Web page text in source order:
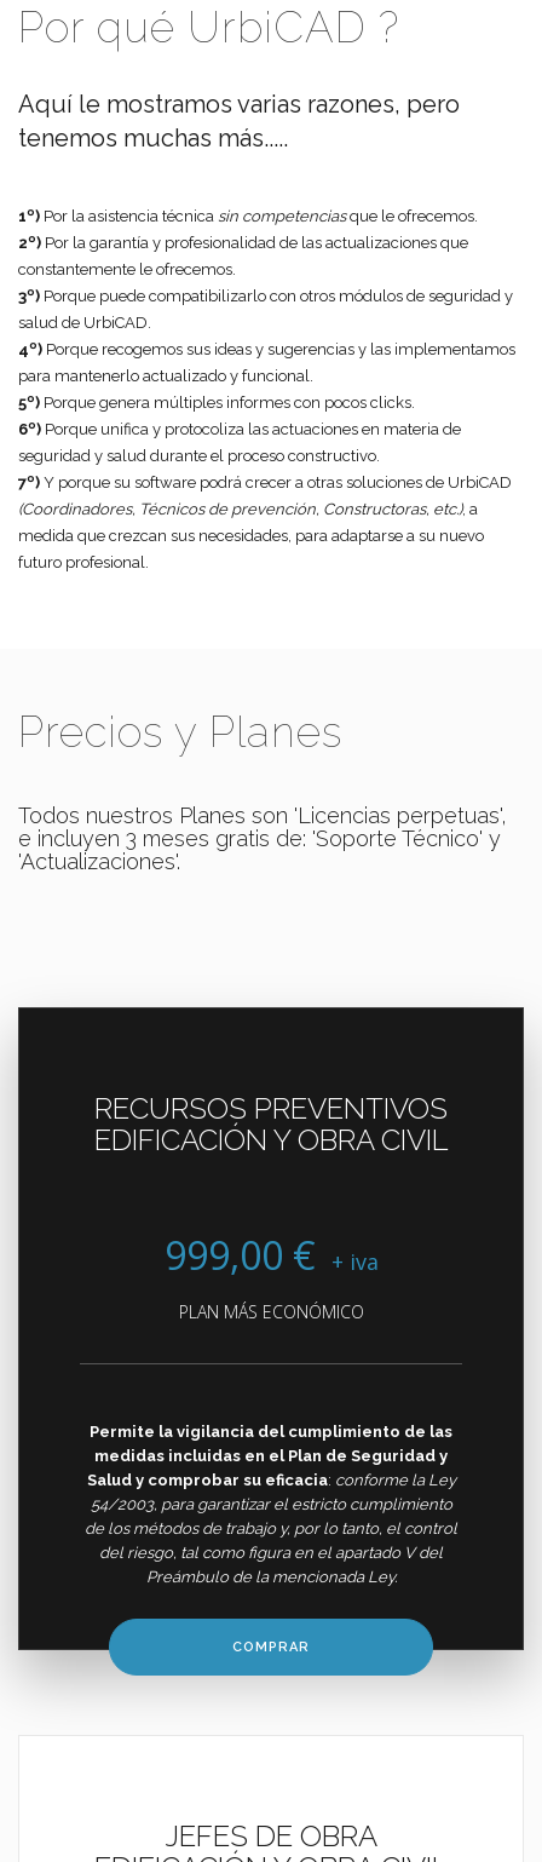
Por qué UrbiCAD ?
Aquí le mostramos varias razones, pero
tenemos muchas más.....
1º) Por la asistencia técnica sin competenciasque le ofrecemos.
2º) Por la garantía y profesionalidad de las actualizaciones que
constantemente le ofrecemos.
3º) Porque puede compatibilizarlo con otros módulos de seguridad y
salud de UrbiCAD.
4º) Porque recogemos sus ideas y sugerencias y las implementamos
para mantenerlo actualizado y funcional.
5º) Porque genera múltiples informes con pocos clicks.
6º) Porque unifica y protocoliza las actuaciones en materia de
seguridad y salud durante el proceso constructivo.
7º) Y porque su software podrá crecer a otras soluciones de UrbiCAD
(Coordinadores, Técnicos de prevención, Constructoras, etc.), a
medida que crezcan sus necesidades, para adaptarse a su nuevo
futuro profesional.
Precios y Planes
Todos nuestros Planes son 'Licencias perpetuas',
e incluyen 3 meses gratis de: 'Soporte Técnico' y
'Actualizaciones'.
RECURSOS PREVENTIVOS
EDIFICACIÓN Y OBRA CIVIL
999,00 € + iva
PLAN MÁS ECONÓMICO
Permite la vigilancia del cumplimiento de las
medidas incluidas en el Plan de Seguridad y
Salud y comprobar su eficacia: conforme la Ley
54/2003, para garantizar el estricto cumplimiento
de los métodos de trabajo y, por lo tanto, el control
del riesgo, tal como figura en el apartado V del
Preámbulo de la mencionada Ley.
COMPRAR
JEFES DE OBRA